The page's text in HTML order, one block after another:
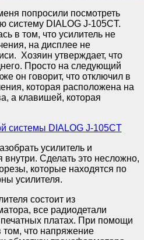
попросили посмотреть
систему DIALOG J-105CT.
в том, что усилитель не
на дисплее не
Хозяин утверждает, что
Просто на следующий
он говорит, что отключил в
которая расположена на
а клавишей, которая
усилитель и
внутри. Сделать это несложно,
которые находятся по
усилителя.
состоит из
все радиодетали
платах. При помощи
том, что напряжение